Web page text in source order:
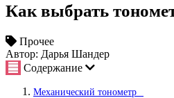
Как выбрать
Прочее
Автор: Дарья Шандер
Содержание
Механический тонометр⠀